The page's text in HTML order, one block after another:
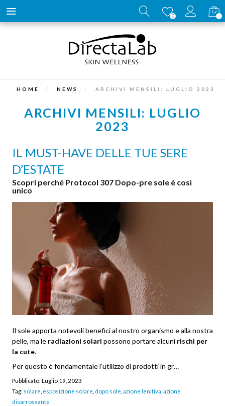
0
HOME NEWS ARCHIVI MENSILI: LUGLIO 2023
ARCHIVI MENSILI: LUGLIO
2023
IL MUST-HAVE DELLE TUE SERE
D’ESTATE
Scopri perché Protocol 307 Dopo-pre sole è così
unico
Il sole apporta notevoli benefici al nostro organismo e alla nostra
pelle, ma le radiazioni solari possono portare alcuni rischi per
la cute.
Per questo è fondamentale l’utilizzo di prodotti in gr…
Pubblicato:Luglio 19, 2023
Tag: solare esposizione solare dopo sole azione lenitiva azione
disarrossante